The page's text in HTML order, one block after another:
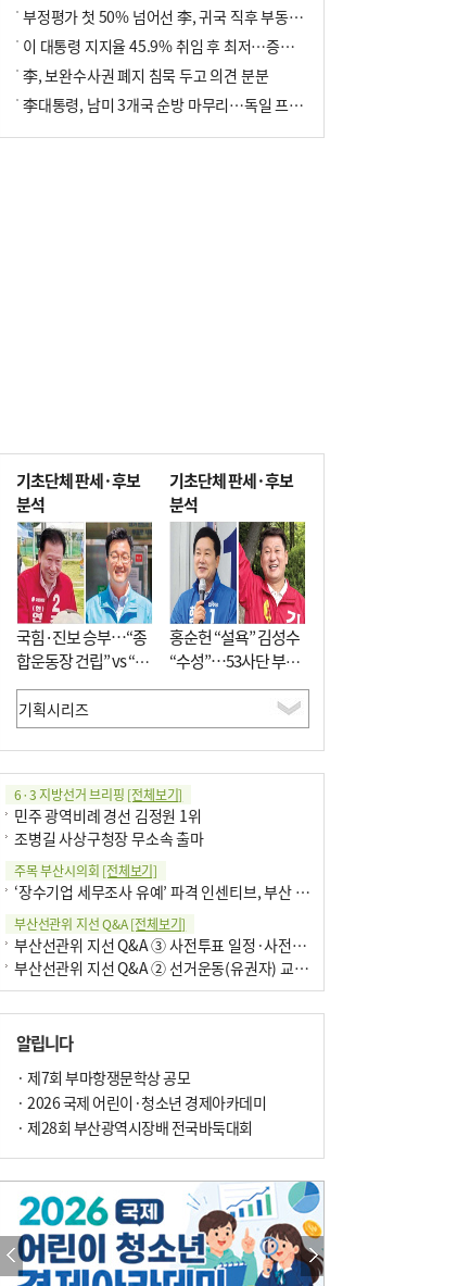
부정평가 첫 50% 넘어선 李, 귀국 직후 부동산·증시 점검(종합)
이 대통령 지지율 45.9% 취임 후 최저…증시 폭락·연임 개헌 논란 영향
李, 보완수사권 폐지 침묵 두고 의견 분분
李대통령, 남미 3개국 순방 마무리…독일 프랑크푸르트 향해 출발
기초단체 판세·후보
분석
국힘·진보 승부…“종
합운동장 건립” vs “출
근 공공버스 도입”
기초단체 판세·후보
분석
홍순헌 “설욕” 김성수
“수성”…53사단 부지
개발엔 한 목소리
6·3 지방선거 브리핑 [전체보기]
민주 광역비례 경선 김정원 1위
조병길 사상구청장 무소속 출마
주목 부산시의회 [전체보기]
‘장수기업 세무조사 유예’ 파격 인센티브, 부산 유출 막을까
부산선관위 지선 Q&A[전체보기]
부산선관위 지선 Q&A ③ 사전투표 일정·사전투표함 보관
부산선관위 지선 Q&A ② 선거운동(유권자) 교육감투표용지
알립니다
· 제7회 부마항쟁문학상 공모
· 2026 국제 어린이·청소년 경제아카데미
· 제28회 부산광역시장배 전국바둑대회